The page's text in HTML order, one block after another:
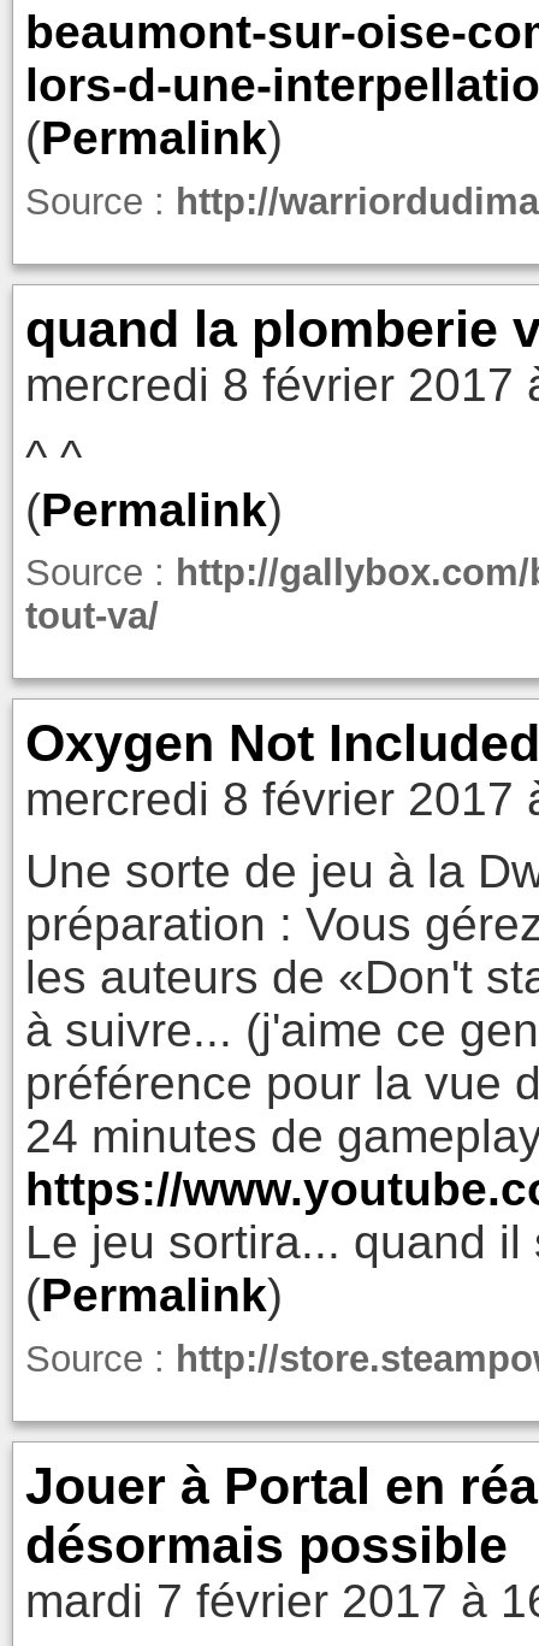
beaumont-sur-oise-
lors-d-une-
(Permalink)
Source : http://
quand la plomberie
mercredi 8 février 2017
^ ^
(Permalink)
Source : http://
tout-va/
Oxygen Not
mercredi 8 février 2017
Une sorte de jeu à la
préparation : Vous
les auteurs de «Don't
à suivre... (j'aime ce
préférence pour la vue
24 minutes de
https://
Le jeu sortira... quand il
(Permalink)
Source : http://
Jouer à Portal en
désormais possible
mardi 7 février 2017 à